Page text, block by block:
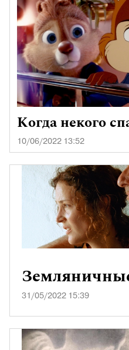
Когда некого
10/06/2022 13:52
31/05/2022 15:39